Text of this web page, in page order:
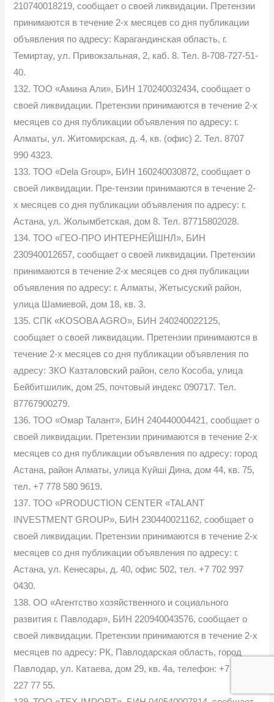
210740018219, сообщает о своей ликвидации. Претензии
принимаются в течение 2-х месяцев со дня публикации
объявления по адресу: Карагандинская область, г.
Темиртау, ул. Привокзальная, 2, каб. 8. Тел. 8-708-727-51-
40.
132. ТОО «Амина Али», БИН 170240032434, сообщает о
своей ликвидации. Претензии принимаются в течение 2-х
месяцев со дня публикации объявления по адресу: г.
Алматы, ул. Житомирская, д. 4, кв. (офис) 2. Тел. 8707
990 4323.
133. ТОО «Dela Group», БИН 160240030872, сообщает о
своей ликвидации. Пре-тензии принимаются в течение 2-
х месяцев со дня публикации объявления по адресу: г.
Астана, ул. Жолымбетская, дом 8. Тел. 87715802028.
134. ТОО «ГЕО-ПРО ИНТЕРНЕЙШНЛ», БИН
230940012657, сообщает о своей ликвидации. Претензии
принимаются в течение 2-х месяцев со дня публикации
объявления по адресу: г. Алматы, Жетысуский район,
улица Шамиевой, дом 18, кв. 3.
135. СПК «KOSOBA AGRO», БИН 240240022125,
сообщает о своей ликвидации. Претензии принимаются в
течение 2-х месяцев со дня публикации объявления по
адресу: ЗКО Казталовский район, село Кособа, улица
Бейбитшилик, дом 25, почтовый индекс 090717. Тел.
87767900279.
136. ТОО «Омар Талант», БИН 240440004421, сообщает о
своей ликвидации. Претензии принимаются в течение 2-х
месяцев со дня публикации объявления по адресу: город
Астана, район Алматы, улица Күйші Дина, дом 44, кв. 75,
тел. +7 778 580 9619.
137. ТОО «PRODUCTION CENTER «TALANT
INVESTMENT GROUP», БИН 230440021162, сообщает о
своей ликвидации. Претензии принимаются в течение 2-х
месяцев со дня публикации объявления по адресу: г.
Астана, ул. Кенесары, д. 40, офис 502, тел. +7 702 997
0430.
138. ОО «Агентство хозяйственного и социального
развития г. Павлодар», БИН 220940043576, сообщает о
своей ликвидации. Претензии принимаются в течение 2-х
месяцев по адресу: РК, Павлодарская область, город
Павлодар, ул. Катаева, дом 29, кв. 4а, телефон: +7 777
227 77 55.